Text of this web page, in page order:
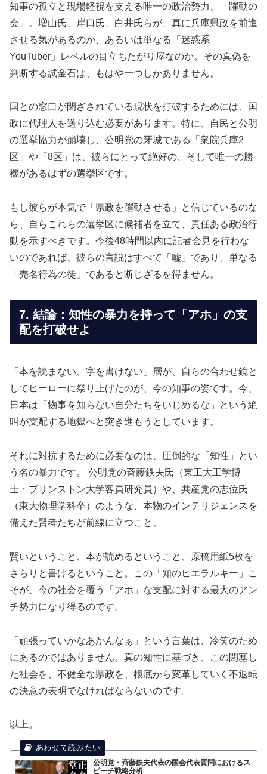
知事の孤立と現場軽視を支える唯一の政治勢力、「躍動の
会」。増山氏、岸口氏、白井氏らが、真に兵庫県政を前進
させる気があるのか、あるいは単なる「迷惑系
YouTuber」レベルの目立ちたがり屋なのか。その真偽を
判断する試金石は、もはや一つしかありません。
国との窓口が閉ざされている現状を打破するためには、国
政に代理人を送り込む必要があります。特に、自民と公明
の選挙協力が崩壊し、公明党の牙城である「衆院兵庫2
区」や「8区」は、彼らにとって絶好の、そして唯一の勝
機があるはずの選挙区です。
もし彼らが本気で「県政を躍動させる」と信じているのな
ら、自らこれらの選挙区に候補者を立て、責任ある政治行
動を示すべきです。今後48時間以内に記者会見を行わな
いのであれば、彼らの言説はすべて「嘘」であり、単なる
「売名行為の徒」であると断じざるを得ません。
7. 結論：知性の暴力を持って「アホ」の支
配を打破せよ
「本を読まない、字を書けない」層が、自らの合わせ鏡と
してヒーローに祭り上げたのが、今の知事の姿です。今、
日本は「物事を知らない自分たちをいじめるな」という絶
叫が支配する地獄へと突き進もうとしています。
それに対抗するために必要なのは、圧倒的な「知性」とい
う名の暴力です。 公明党の斉藤鉄夫氏（東工大工学博
士・プリンストン大学客員研究員）や、共産党の志位氏
（東大物理学科卒）のような、本物のインテリジェンスを
備えた賢者たちが前線に立つこと。
賢いということ、本が読めるということ、原稿用紙5枚を
さらりと書けるということ。この「知のヒエラルキー」こ
そが、今の社会を覆う「アホ」な支配に対する最大のアン
チ勢力になり得るのです。
「頑張っていかなあかんなぁ」という言葉は、冷笑のため
にあるのではありません。真の知性に基づき、この閉塞し
た社会を、不健全な県政を、根底から変革していく不退転
の決意の表明でなければならないのです。
以上。
公明党・斉藤鉄夫代表の国会代表質問におけるス
ピーチ戦略分析